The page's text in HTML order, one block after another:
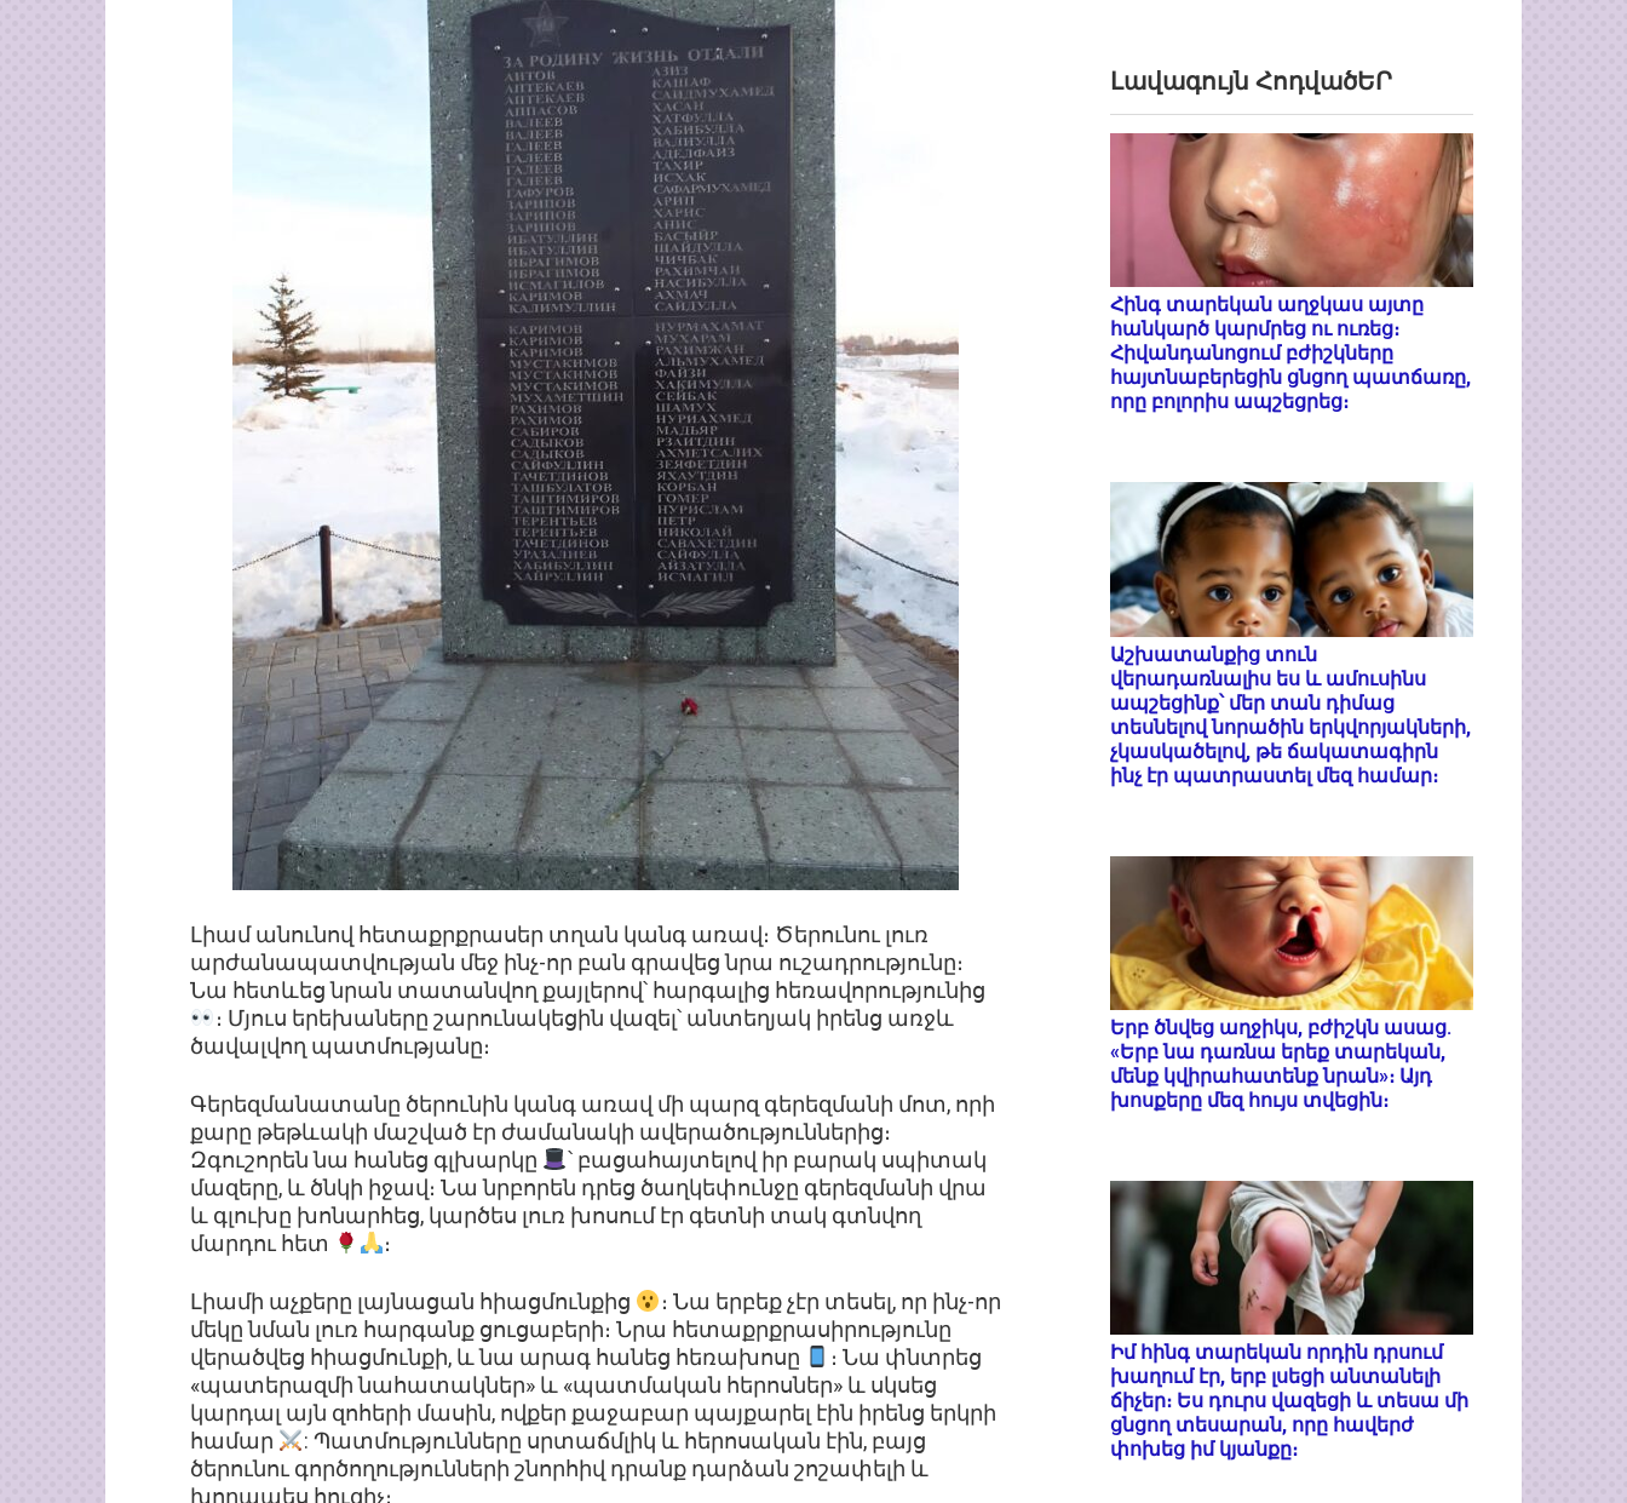
Լիամ անունով հետաքրքրասեր տղան կանգ առավ։ Ծերունու լուռ
արժանապատվության մեջ ինչ-որ բան գրավեց նրա ուշադրությունը։
Նա հետևեց նրան տատանվող քայլերով՝ հարգալից հեռավորությունից
։ Մյուս երեխաները շարունակեցին վազել՝ անտեղյակ իրենց առջև
ծավալվող պատմությանը։
Գերեզմանատանը ծերունին կանգ առավ մի պարզ գերեզմանի մոտ, որի
քարը թեթևակի մաշված էր ժամանակի ավերածություններից։
Զգուշորեն նա հանեց գլխարկը
՝ բացահայտելով իր բարակ սպիտակ
մազերը, և ծնկի իջավ։ Նա նրբորեն դրեց ծաղկեփունջը գերեզմանի վրա
և գլուխը խոնարհեց, կարծես լուռ խոսում էր գետնի տակ գտնվող
մարդու հետ
։
Լիամի աչքերը լայնացան հիացմունքից
։ Նա երբեք չէր տեսել, որ ինչ-որ
մեկը նման լուռ հարգանք ցուցաբերի։ Նրա հետաքրքրասիրությունը
վերածվեց հիացմունքի, և նա արագ հանեց հեռախոսը
։ Նա փնտրեց
«պատերազմի նահատակներ» և «պատմական հերոսներ» և սկսեց
կարդալ այն զոհերի մասին, ովքեր քաջաբար պայքարել էին իրենց երկրի
համար
: Պատմությունները սրտաճմլիկ և հերոսական էին, բայց
ծերունու գործողությունների շնորհիվ դրանք դարձան շոշափելի և
խորապես հուզիչ։
Լավագույն ՀոդվածԵՐ
Հինգ տարեկան աղջկաս այտը
հանկարծ կարմրեց ու ուռեց։
Հիվանդանոցում բժիշկները
հայտնաբերեցին ցնցող պատճառը,
որը բոլորիս ապշեցրեց։
Աշխատանքից տուն
վերադառնալիս ես և ամուսինս
ապշեցինք՝ մեր տան դիմաց
տեսնելով նորածին երկվորյակների,
չկասկածելով, թե ճակատագիրն
ինչ էր պատրաստել մեզ համար։
Երբ ծնվեց աղջիկս, բժիշկն ասաց.
«Երբ նա դառնա երեք տարեկան,
մենք կվիրահատենք նրան»։ Այդ
խոսքերը մեզ հույս տվեցին։
Իմ հինգ տարեկան որդին դրսում
խաղում էր, երբ լսեցի անտանելի
ճիչեր։ Ես դուրս վազեցի և տեսա մի
ցնցող տեսարան, որը հավերժ
փոխեց իմ կյանքը։